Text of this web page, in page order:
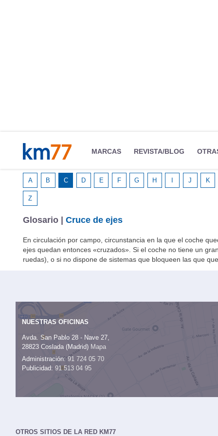
MARCAS REVISTA/BLOG
A B C D E F G H J K
Z
Glosario | Cruce de ejes
En circulación por campo, circunstancia en la que el coche
ejes quedan entonces «cruzados». Si el coche no tiene un
ruedas), o si no dispone de sistemas que bloqueen las que
NUESTRAS OFICINAS
Avda. San Pablo 28 - Nave 27,
28823 Coslada (Madrid) Mapa
Administración:91 724 05 70
Publicidad: 91 513 04 95
OTROS SITIOS DE LA RED KM77